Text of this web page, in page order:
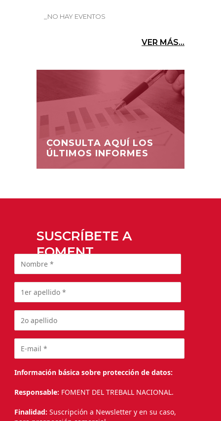
_NO HAY EVENTOS
VER MÁS...
CONSULTA AQUÍ LOS
ÚLTIMOS INFORMES
SUSCRÍBETE A
FOMENT
Información básica sobre protección de datos:
Responsable: FOMENT DEL TREBALL NACIONAL.
Finalidad: Suscripción a Newsletter y en su caso,